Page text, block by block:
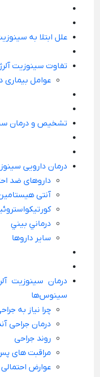
علل ابتلا به
تفاوت سینوزیت
عوامل بیماری
تشخیص و درمان
درمان دارویی
داروهای ضد
آنتی
درماني بيني
سایر داروها
درمان سینوزیت
سینوس‌ها
چرا نیاز به
درمان جراحی
روند جراحی
مراقبت های
عوارض احتمالی